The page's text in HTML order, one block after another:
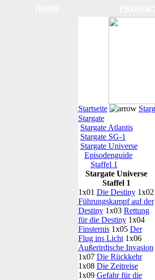
Startseite
Stargate
Stargate Atlantis
Stargate SG-1
Stargate Universe
Episodenguide
Staffel 1
Stargate Universe
Staffel 1
1x01 Die Destiny1x02
Führungskampf auf der
Destiny1x03 Rettung
für die Destiny1x04
Finsternis1x05 Der
Flug ins Licht1x06
Außerirdische Invasion
1x07 Die Rückkehr
1x08 Die Zeitreise
1x09 Gefahr für die